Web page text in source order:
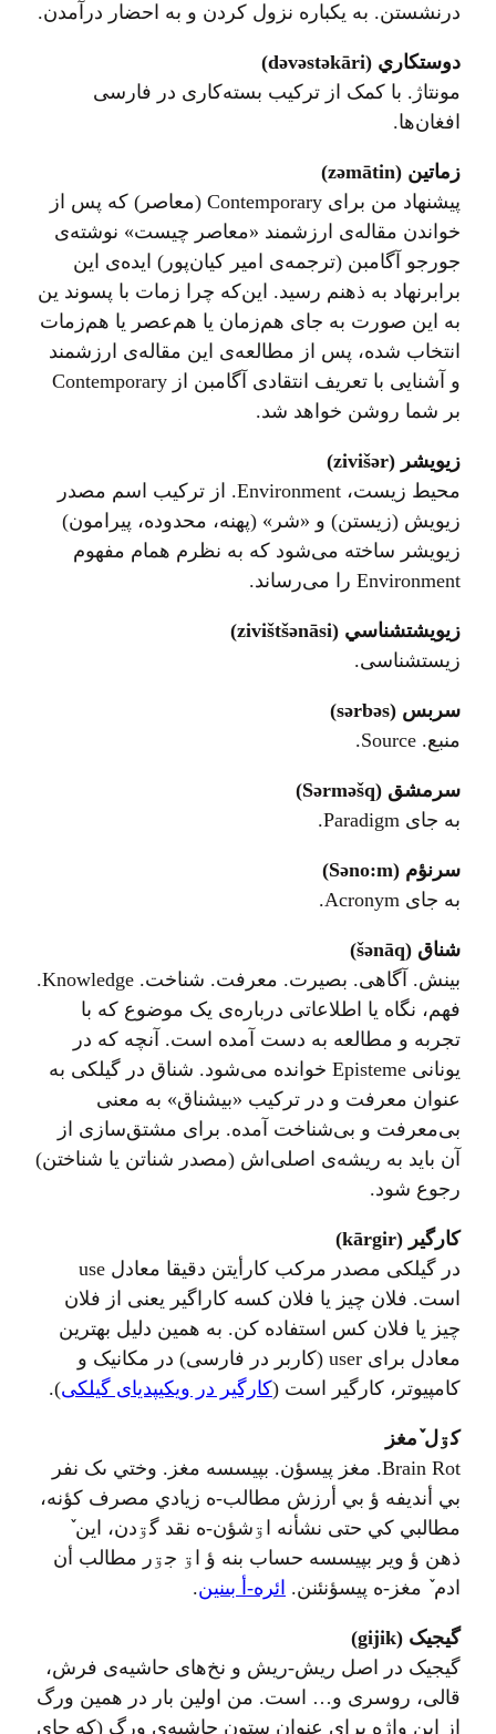
درنشستن. به یکباره نزول کردن و به احضار درآمدن.
دوستکاري (dəvəstəkāri)
مونتاژ. با کمک از ترکيب بسته‌کاری در فارسی
افغان‌ها.
زماتین (zəmātin)
پیشنهاد من برای Contemporary (معاصر) که پس از
خواندن مقاله‌ی ارزشمند «معاصر چیست» نوشته‌ی
جورجو آگامبن (ترجمه‌ی امیر کیان‌پور) ایده‌ی این
برابرنهاد به ذهنم رسید. این‌که چرا زمات با پسوند ین
به این صورت به جای هم‌زمان یا هم‌عصر یا هم‌زمات
انتخاب شده، پس از مطالعه‌ی این مقاله‌ی ارزشمند
و آشنایی با تعریف انتقادی آگامبن از Contemporary
بر شما روشن خواهد شد.
زيويشر (zivišər)
محیط زیست، Environment. از ترکیب اسم مصدر
زیویش (زیستن) و «شر» (پهنه، محدوده‌، پیرامون)
زیویشر ساخته می‌شود که به نظرم همام مفهوم
Environment را می‌رساند.
زیویشتشناسي (zivištšənāsi)
زیستشناسی.
سربس (sərbəs)
منبع. Source.
سرمشق (Sərməšq)
به جای Paradigm.
سرنؤم (Səno:m)
به جای Acronym.
شناق (šənāq)
بینش. آگاهی. بصیرت. معرفت. شناخت. Knowledge.
فهم، نگاه یا اطلاعاتی درباره‌ی یک موضوع که با
تجربه و مطالعه به دست آمده است. آنچه که در
یونانی Episteme خوانده می‌شود. شناق در گیلکی به
عنوان معرفت و در ترکیب «بیشناق» به معنی
بی‌معرفت و بی‌شناخت آمده. برای مشتق‌سازی از
آن باید به ریشه‌ی اصلی‌اش (مصدر شناتن یا شناختن)
رجوع شود.
کارگير (kārgir)
در گیلکی مصدر مرکب کارأیتن دقيقا معادل use
است. فلان چيز یا فلان کسه کاراگير یعنی از فلان
چيز يا فلان کس استفاده کن. به همين دليل بهترين
معادل برای user (کاربر در فارسی) در مکانیک و
کامپیوتر، کارگیر است (کارگیر در ویکیپدیای گیلکی).
کۊل ٚمغز
Brain Rot. مغز پيسؤن. بپيسسه مغز. وختي ىک نفر
بي أنديفه ؤ بي أرزش مطالب-ه زيادي مصرف کؤنه،
مطالبي کي حتى نشأنه اۊشؤن-ه نقد گۊدن، اين ٚ
ذهن ؤ وير بپيسسه حساب بنه ؤ اۊ جۊر مطالب أن
ادم ٚ مغز-ه پيسؤنئنن. ائره-أ بىنين.
گیجیک (gijik)
گیجیک در اصل ریش‌-ریش و نخ‌های حاشیه‌ی فرش،
قالی، روسری و… است. من اولین بار در همین ورگ
از این واژه برای عنوان ستون حاشیه‌ی ورگ (که جای